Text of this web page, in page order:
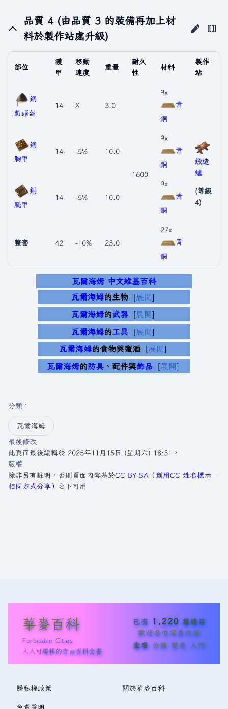
品質 4 (由品質 3 的裝備再加上材
料於製作站處升級)
部位
護
甲
移動
速度
重量
耐久
性
材料
製作
站
銅
製頭盔
14 X 3.0
1600
9x
青
銅
鍛造
爐
(等級
4)
銅
胸甲
14 -5% 10.0
9x
青
銅
銅
腿甲
14 -5% 10.0
9x
青
銅
整套 42 -10% 23.0
27x
青
銅
瓦爾海姆 中文維基百科
瓦爾海姆的生物
展開
瓦爾海姆的武器
展開
瓦爾海姆的工具
展開
瓦爾海姆的食物與蜜酒
展開
瓦爾海姆的防具、配件與飾品 展開
分類 ：​
瓦爾海姆
最後修改
此頁面最後編輯於 2025年11月15日 (星期六) 18:31。
版權
除非另有註明，否則頁面內容基於CC BY-SA（創用CC 姓名標示─
相同方式分享） 之下可用
華麥百科
Forbidden Cities
人人可編輯的自由百科全書
已有 1,220 篇條目
歡迎各位完善內容
查看 分類 變更 入門
隱私權政策 關於華麥百科